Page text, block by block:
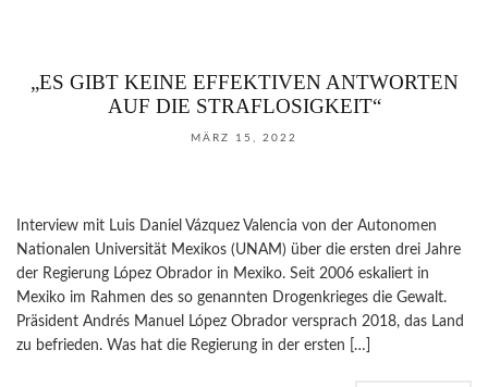
„ES GIBT KEINE EFFEKTIVEN ANTWORTEN
AUF DIE STRAFLOSIGKEIT“
MÄRZ 15, 2022
Interview mit Luis Daniel Vázquez Valencia von der Autonomen
Nationalen Universität Mexikos (UNAM) über die ersten drei Jahre
der Regierung López Obrador in Mexiko. Seit 2006 eskaliert in
Mexiko im Rahmen des so genannten Drogenkrieges die Gewalt.
Präsident Andrés Manuel López Obrador versprach 2018, das Land
zu befrieden. Was hat die Regierung in der ersten […]